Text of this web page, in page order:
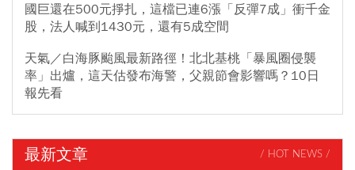
國巨還在500元掙扎，這檔已連6漲「反彈7成」衝千金
股，法人喊到1430元，還有5成空間
天氣／白海豚颱風最新路徑！北北基桃「暴風圈侵襲
率」出爐，這天估發布海警，父親節會影響嗎？10日
報先看
最新文章 / HOT NEWS /